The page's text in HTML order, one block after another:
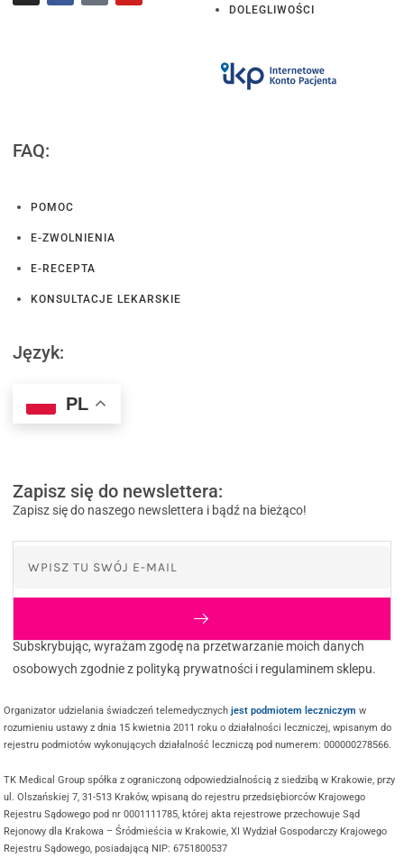
DOLEGLIWOŚCI
FAQ:
POMOC
E-ZWOLNIENIA
E-RECEPTA
KONSULTACJE LEKARSKIE
Język:
PL
Zapisz się do newslettera:
Zapisz się do naszego newslettera i bądź na bieżąco!
Subskrybując, wyrażam zgodę na przetwarzanie moich danych
osobowych zgodnie z polityką prywatności i regulaminem sklepu.
Organizator udzielania świadczeń telemedycznychjest podmiotem leczniczym w
rozumieniu ustawy z dnia 15 kwietnia 2011 roku o działalności leczniczej, wpisanym do
rejestru podmiotów wykonujących działalność leczniczą pod numerem: 000000278566.
TK Medical Group spółka z ograniczoną odpowiedzialnością z siedzibą w Krakowie, przy
ul. Olszańskiej 7, 31-513 Kraków, wpisaną do rejestru przedsiębiorców Krajowego
Rejestru Sądowego pod nr 0001111785, której akta rejestrowe przechowuje Sąd
Rejonowy dla Krakowa – Śródmieścia w Krakowie, XI Wydział Gospodarczy Krajowego
Rejestru Sądowego, posiadającą NIP: 6751800537